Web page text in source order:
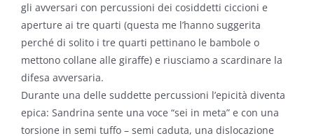
gli avversari con percussioni dei cosiddetti ciccioni e
aperture ai tre quarti (questa me l’hanno suggerita
perché di solito i tre quarti pettinano le bambole o
mettono collane alle giraffe) e riusciamo a scardinare la
difesa avversaria.
Durante una delle suddette percussioni l’epicità diventa
epica: Sandrina sente una voce “sei in meta” e con una
torsione in semi tuffo – semi caduta, una dislocazione